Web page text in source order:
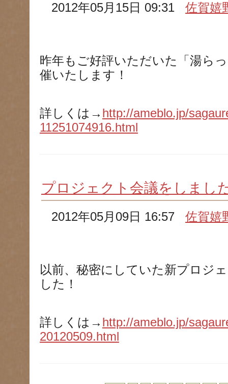
2012年05月15日 09:31佐賀嬉
昨年もご好評いただいた「湯ら
催いたします！
詳しくは→ http://ameblo.jp/
11251074916.html
プロジェクト会議をしまし
2012年05月09日 16:57佐賀嬉
以前、秘密にしていた新プロジ
した！
詳しくは→ http://ameblo.jp/
20120509.html